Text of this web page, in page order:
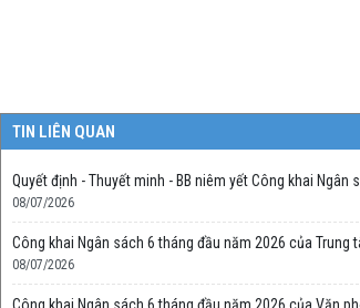
TIN LIÊN QUAN
Quyết định - Thuyết minh - BB niêm yết Công khai
08/07/2026
Công khai Ngân sách 6 tháng đầu năm 2026 của Trung
08/07/2026